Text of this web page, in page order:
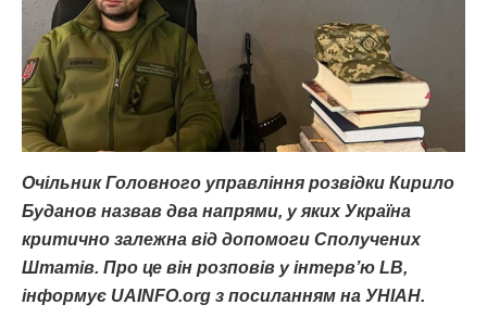
Очільник Головного управління розвідки Кирило
Буданов назвав два напрями, у яких Україна
критично залежна від допомоги Сполучених
Штатів. Про це він розповів у інтерв’ю LB,
інформує UAINFO.org з посиланням на УНІАН.